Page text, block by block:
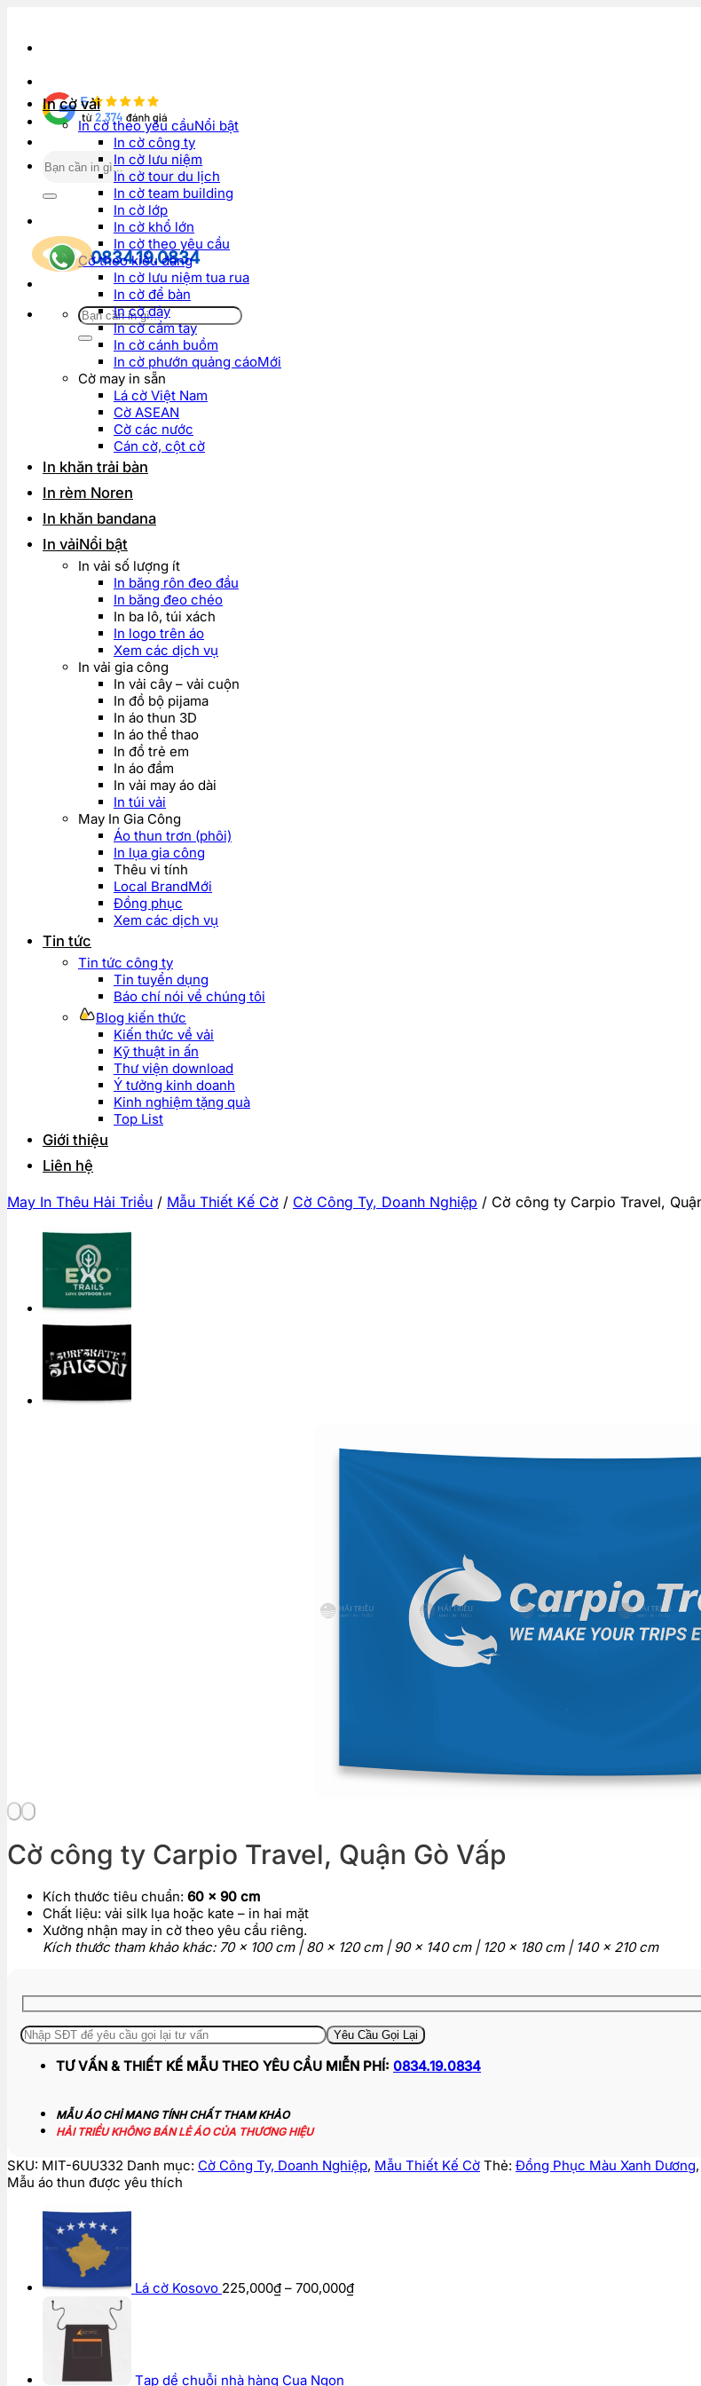
Tìm
kiếm:
0834.19.0834
Tìm
kiếm:
In cờ vải
In cờ theo yêu cầu
In cờ công ty
In cờ lưu niệm
In cờ tour du lịch
In cờ team building
In cờ lớp
In cờ khổ lớn
In cờ theo yêu cầu
Cờ theo kiểu dáng
In cờ lưu niệm tua rua
In cờ để bàn
In cờ dây
In cờ cầm tay
In cờ cánh buồm
In cờ phướn quảng cáo
Cờ may in sẵn
Lá cờ Việt Nam
Cờ ASEAN
Cờ các nước
Cán cờ, cột cờ
In khăn trải bàn
In rèm Noren
In khăn bandana
In vải
In vải số lượng ít
In băng rôn đeo đầu
In băng đeo chéo
In ba lô, túi xách
In logo trên áo
Xem các dịch vụ
In vải gia công
In vải cây – vải cuộn
In đồ bộ pijama
In áo thun 3D
In áo thể thao
In đồ trẻ em
In áo đầm
In vải may áo dài
In túi vải
May In Gia Công
Áo thun trơn (phôi)
In lụa gia công
Thêu vi tính
Local Brand
Đồng phục
Xem các dịch vụ
Tin tức
Tin tức công ty
Tin tuyển dụng
Báo chí nói về chúng tôi
Blog kiến thức
Kiến thức về vải
Kỹ thuật in ấn
Thư viện download
Ý tưởng kinh doanh
Kinh nghiệm tặng quà
Top List
Giới thiệu
Liên hệ
May In Thêu Hải Triều / Mẫu Thiết Kế Cờ / Cờ Công Ty, Doanh Nghiệp / Cờ công ty Carpio Travel,
Cờ công ty Carpio Travel, Quận Gò Vấp
Kích thước tiêu chuẩn: 60 x 90 cm
Chất liệu: vải silk lụa hoặc kate – in hai mặt
Xưởng nhận may in cờ theo yêu cầu riêng.
Kích thước tham khảo khác: 70 x 100 cm | 80 x 120 cm | 90 x 140 cm | 120 x 180 cm | 140 x 210 cm
TƯ VẤN & THIẾT KẾ MẪU THEO YÊU CẦU MIỄN PHÍ: 0834.19.0834
MẪU ÁO CHỈ MANG TÍNH CHẤT THAM KHẢO
HẢI TRIỀU KHÔNG BÁN LẺ ÁO CỦA THƯƠNG HIỆU
SKU: MIT-6UU332 Danh mục: Cờ Công Ty, Doanh Nghiệp, Mẫu Thiết Kế Cờ Thẻ: Đồng Phục Màu Xanh Dương,
Mẫu áo thun được yêu thích
Lá cờ Kosovo 225,000₫ – 700,000₫
Tạp dề chuỗi nhà hàng Cua Ngon